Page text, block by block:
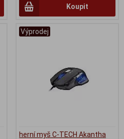
Koupit
Výprodej
herní myš C-TECH Akantha